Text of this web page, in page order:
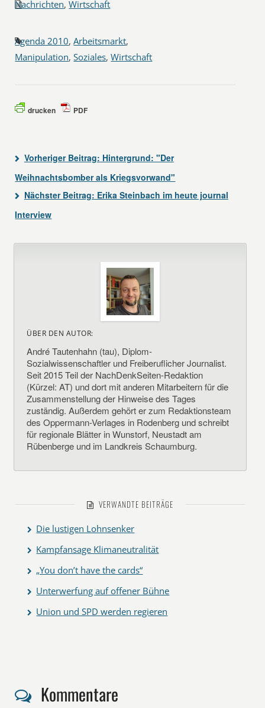
Nachrichten,Wirtschaft
Agenda 2010,Arbeitsmarkt,
Manipulation,Soziales,Wirtschaft
drucken PDF
Vorheriger Beitrag: Hintergrund: "Der
Weihnachtsbomber als Kriegsvorwand"
Nächster Beitrag: Erika Steinbach im heute journal
Interview
ÜBER DEN AUTOR:
André Tautenhahn (tau), Diplom-
Sozialwissenschaftler und Freiberuflicher Journalist.
Seit 2015 Teil der NachDenkSeiten-Redaktion
(Kürzel: AT) und dort mit anderen Mitarbeitern für die
Zusammenstellung der Hinweise des Tages
zuständig. Außerdem gehört er zum Redaktionsteam
des Oppermann-Verlages in Rodenberg und schreibt
für regionale Blätter in Wunstorf, Neustadt am
Rübenberge und im Landkreis Schaumburg.
VERWANDTE BEITRÄGE
Die lustigen Lohnsenker
Kampfansage Klimaneutralität
„You don’t have the cards“
Unterwerfung auf offener Bühne
Union und SPD werden regieren
Kommentare